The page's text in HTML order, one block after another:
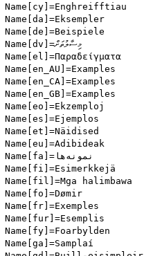
Name[cy]=Enghreifftiau
Name[da]=Eksempler
Name[de]=Beispiele
Name[dv]=މިސާލުތަށް
Name[el]=Παραδείγματα
Name[en_AU]=Examples
Name[en_CA]=Examples
Name[en_GB]=Examples
Name[eo]=Ekzemploj
Name[es]=Ejemplos
Name[et]=Näidised
Name[eu]=Adibideak
Name[fa]=نمونه‌ها
Name[fi]=Esimerkkejä
Name[fil]=Mga halimbawa
Name[fo]=Dømir
Name[fr]=Exemples
Name[fur]=Esemplis
Name[fy]=Foarbylden
Name[ga]=Samplaí